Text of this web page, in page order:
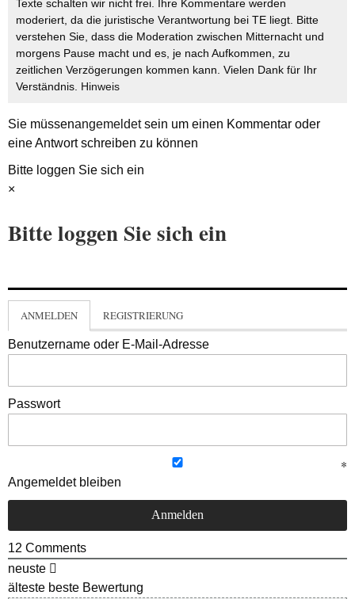
Texte schalten wir nicht frei. Ihre Kommentare werden
moderiert, da die juristische Verantwortung bei TE liegt. Bitte
verstehen Sie, dass die Moderation zwischen Mitternacht und
morgens Pause macht und es, je nach Aufkommen, zu
zeitlichen Verzögerungen kommen kann. Vielen Dank für Ihr
Verständnis. Hinweis
Sie müssenangemeldetsein um einen Kommentar oder
eine Antwort schreiben zu können
Bitte loggen Sie sich ein
×
Bitte loggen Sie sich ein
ANMELDEN REGISTRIERUNG
Benutzername oder E-Mail-Adresse
Passwort
Angemeldet bleiben
12 Comments
neuste
älteste beste Bewertung